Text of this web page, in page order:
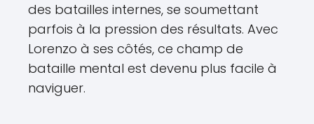
des batailles internes, se soumettant
parfois à la pression des résultats. Avec
Lorenzo à ses côtés, ce champ de
bataille mental est devenu plus facile à
naviguer.